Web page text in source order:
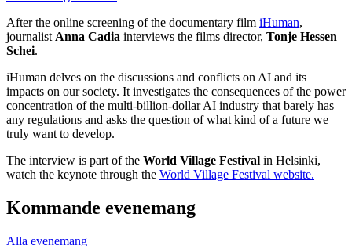
After the online screening of the documentary film iHuman,
journalist Anna Cadia interviews the films director, Tonje Hessen
Schei.
iHuman delves on the discussions and conflicts on AI and its
impacts on our society. It investigates the consequences of the power
concentration of the multi-billion-dollar AI industry that barely has
any regulations and asks the question of what kind of a future we
truly want to develop.
The interview is part of the World Village Festival in Helsinki,
watch the keynote through the World Village Festival website.
Kommande evenemang
Alla evenemang